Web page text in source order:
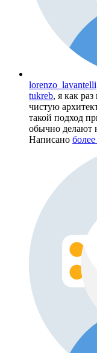
lorenzo_lavantelli
tukreb, я как
чистую
такой подход
обычно делают
Написано